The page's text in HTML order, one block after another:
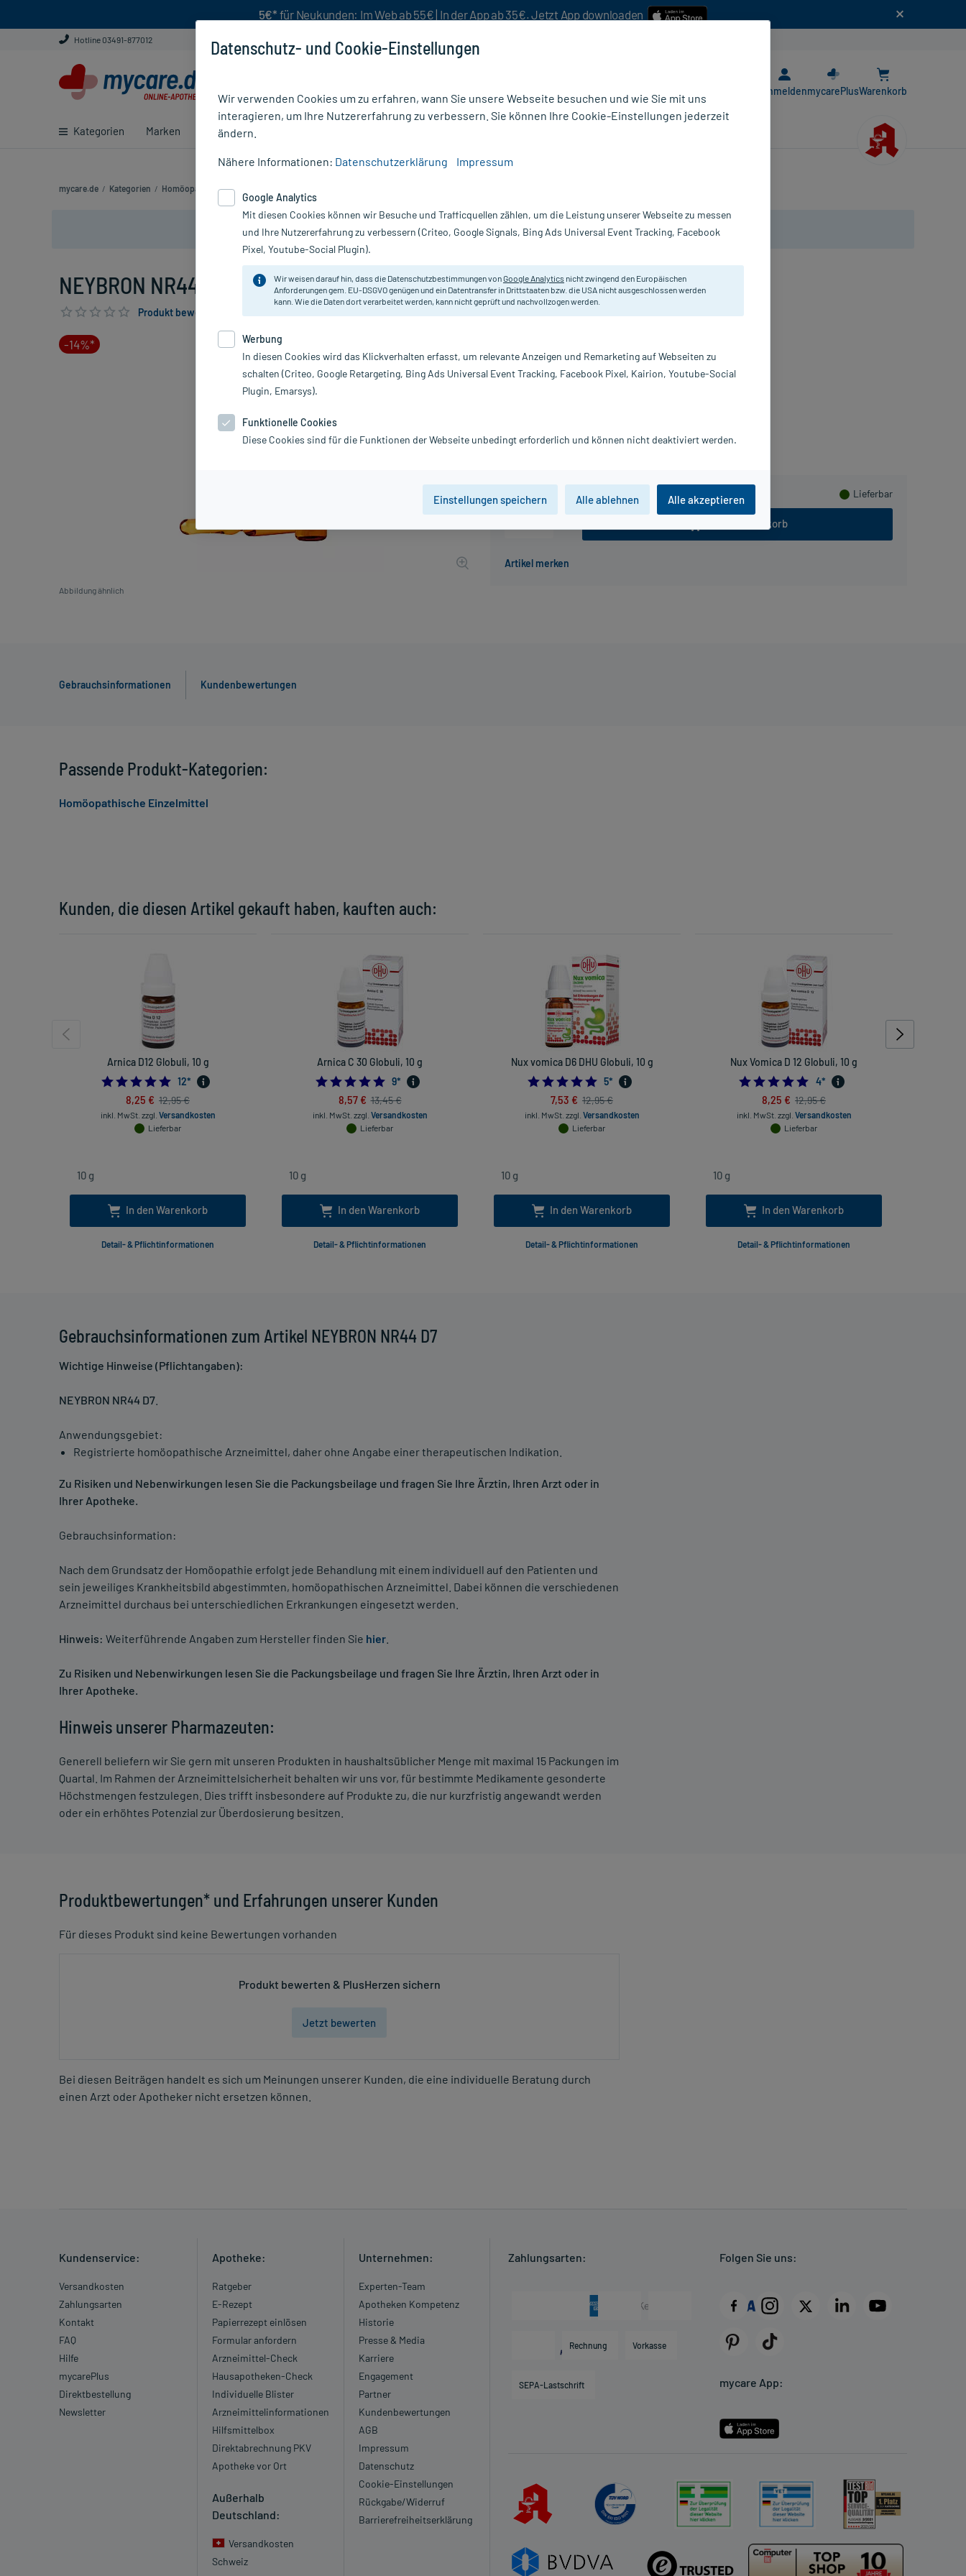
5€* für Neukunden: Im Web ab 55€ | In der App ab 35€. Jetzt App downloaden
Hotline 03491-877012
Kategorien Marken Ratgeber
AnmeldenmycarePlusWarenkorb
mycare.de / Kategorien / Homöopathie / Einzelmittel
Nur für kurze Zeit:Gratis-Versand* ab 19€ Mindestbestellwert!
NEYBRON NR44 D7, 5X2 ml
Produkt bewerten & PlusHerzen sichern
-14%*
Abbildung ähnlich
Grundpreis: 5.132,00 € / l
Lieferbar
In den Warenkorb
Homöopathisches Arzneimittel.
Darreichung:
Ampullen
Hersteller:
vitOrgan Arzneimittel GmbH
Gebrauchsinformationen Kundenbewertungen
Gebrauchsinformationen zum Artikel NEYBRON NR44 D7
Wichtige Hinweise (Pflichtangaben):
NEYBRON NR44 D7
Anwendungsgebiet:
Registrierte homöopathische Arzneimittel, daher ohne Angabe einer therapeutischen Indikation.
Zu Risiken und Nebenwirkungen lesen Sie die Packungsbeilage und fragen Sie Ihre Ärztin, Ihren Arzt oder in
Ihrer Apotheke.
Gebrauchsinformation:
Nach dem Grundsatz der Homöopathie erfolgt jede Behandlung mit einem individuell auf den Patienten und
sein jeweiliges Krankheitsbild abgestimmten, homöopathischen Arzneimittel. Dabei können die verschiedenen
Arzneimittel durchaus bei unterschiedlichen Erkrankungen eingesetzt werden.
Hinweis: Weiterführende Angaben zum Hersteller finden Sie hier
Zu Risiken und Nebenwirkungen lesen Sie die Packungsbeilage und fragen Sie Ihre Ärztin, Ihren Arzt oder in
Ihrer Apotheke.
Hinweis unserer Pharmazeuten:
Generell beliefern wir Sie gern mit unseren Produkten in haushaltsüblicher Menge mit maximal 15 Packungen im
Quartal. Im Rahmen der Arzneimittelsicherheit behalten wir uns vor, für bestimmte Medikamente gesonderte
Höchstmengen festzulegen. Dies trifft insbesondere auf Produkte zu, die nur kurzfristig angewandt werden
oder ein erhöhtes Potenzial zur Überdosierung besitzen.
Produktbewertungen* und Erfahrungen unserer Kunden
Für dieses Produkt sind keine Bewertungen vorhanden
Produkt bewerten & PlusHerzen sichern
Jetzt bewerten
Bei diesen Beiträgen handelt es sich um Meinungen unserer Kunden, die eine individuelle Beratung durch
einen Arzt oder Apotheker nicht ersetzen können.
Kunden, die diesen Artikel gekauft haben, kauften auch:
Arnica D12 Globuli, 10 g
5.0
12*
8,25 € 12,95 €
inkl. MwSt. zzgl. Versandkosten
Lieferbar
In den Warenkorb
Detail- & Pflichtinformationen
Arnica C 30 Globuli, 10 g
4.888888888888889
9*
8,57 € 13,45 €
inkl. MwSt. zzgl. Versandkosten
Lieferbar
In den Warenkorb
Detail- & Pflichtinformationen
Nux vomica D6 DHU Globuli, 10 g
5.0
5*
7,53 € 12,95 €
inkl. MwSt. zzgl. Versandkosten
Lieferbar
In den Warenkorb
Detail- & Pflichtinformationen
Nux Vomica D 12 Globuli, 10 g
4.75
4*
8,25 € 12,95 €
inkl. MwSt. zzgl. Versandkosten
Lieferbar
In den Warenkorb
Detail- & Pflichtinformationen
Passende Produkt-Kategorien:
Homöopathische Einzelmittel
Kundenservice:
Versandkosten
Zahlungsarten
Kontakt
FAQ
Hilfe
mycarePlus
Direktbestellung
Newsletter
Apotheke:
Ratgeber
E-Rezept
Papierrezept einlösen
Formular anfordern
Arzneimittel-Check
Hausapotheken-Check
Individuelle Blister
Arzneimittelinformationen
Hilfsmittelbox
Direktabrechnung PKV
Apotheke vor Ort
Außerhalb
Deutschland:
Versandkosten
Schweiz
Unternehmen:
Experten-Team
Apotheken Kompetenz
Historie
Presse & Media
Karriere
Engagement
Partner
Kundenbewertungen
AGB
Impressum
Datenschutz
Cookie-Einstellungen
Rückgabe/Widerruf
Barrierefreiheitserklärung
Zahlungsarten:
Rechnung Vorkasse
SEPA-Lastschrift
Folgen Sie uns:
mycare App:
Datenschutz- und Cookie-Einstellungen
Wir verwenden Cookies um zu erfahren, wann Sie unsere Webseite besuchen und wie Sie mit uns
interagieren, um Ihre Nutzererfahrung zu verbessern. Sie können Ihre Cookie-Einstellungen jederzeit
ändern.
Nähere Informationen: Datenschutzerklärung Impressum
Google Analytics
Mit diesen Cookies können wir Besuche und Trafficquellen zählen, um die Leistung unserer Webseite zu messen
und Ihre Nutzererfahrung zu verbessern (Criteo, Google Signals, Bing Ads Universal Event Tracking, Facebook
Pixel, Youtube-Social Plugin).
Wir weisen darauf hin, dass die Datenschutzbestimmungen vonGoogle Analytics nicht zwingend den Europäischen
Anforderungen gem. EU-DSGVO genügen und ein Datentransfer in Drittstaaten bzw. die USA nicht ausgeschlossen werden
kann. Wie die Daten dort verarbeitet werden, kann nicht geprüft und nachvollzogen werden.
Werbung
In diesen Cookies wird das Klickverhalten erfasst, um relevante Anzeigen und Remarketing auf Webseiten zu
schalten (Criteo, Google Retargeting, Bing Ads Universal Event Tracking, Facebook Pixel, Kairion, Youtube-Social
Plugin, Emarsys).
Funktionelle Cookies
Diese Cookies sind für die Funktionen der Webseite unbedingt erforderlich und können nicht deaktiviert werden.
Einstellungen speichern Alle ablehnen Alle akzeptieren